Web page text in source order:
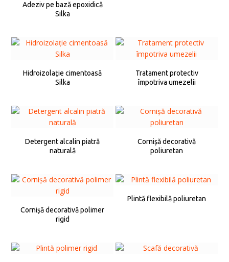
Adeziv pe bază epoxidică
Silka
Hidroizolaţie cimentoasă
Silka
Tratament protectiv
împotriva umezelii
Detergent alcalin piatră
naturală
Cornișă decorativă
poliuretan
Cornișă decorativă polimer
rigid
Plintă flexibilă poliuretan